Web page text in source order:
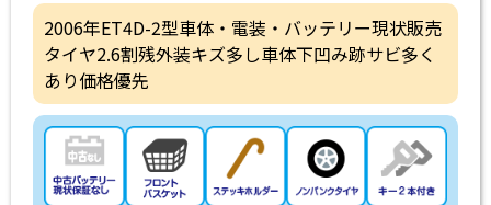
2006年ET4D-2型車体・電装・バッテリー現状販売
タイヤ2.6割残外装キズ多し車体下凹み跡サビ多く
あり価格優先